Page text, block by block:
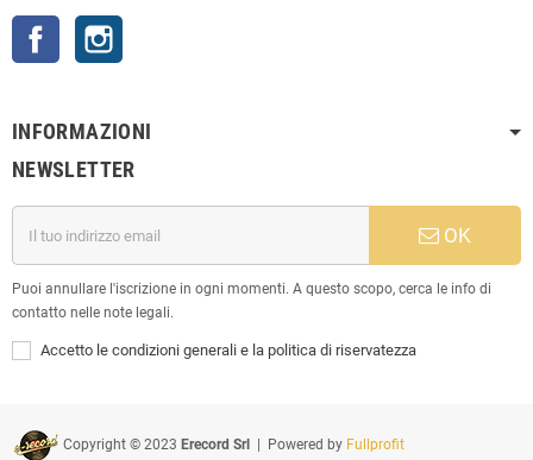
Facebook
INFORMAZIONI
NEWSLETTER
OK
Puoi annullare l'iscrizione in ogni momenti. A questo scopo, cerca le info di
contatto nelle note legali.
Accetto le condizioni generali e la politica di riservatezza
Copyright © 2023 Erecord Srl | Powered by Fullprofit